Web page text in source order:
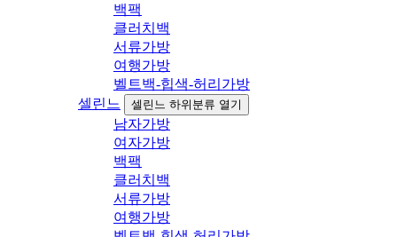
백팩
클러치백
서류가방
여행가방
벨트백-힙색-허리가방
셀린느
셀린느 하위분류 열기
남자가방
여자가방
백팩
클러치백
서류가방
여행가방